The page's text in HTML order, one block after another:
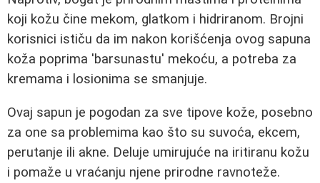
koji kožu čine mekom, glatkom i hidriranom. Brojni
korisnici ističu da im nakon korišćenja ovog sapuna
koža poprima 'barsunastu' mekoću, a potreba za
kremama i losionima se smanjuje.
Ovaj sapun je pogodan za sve tipove kože, posebno
za one sa problemima kao što su suvoća, ekcem,
perutanje ili akne. Deluje umirujuće na iritiranu kožu
i pomaže u vraćanju njene prirodne ravnoteže.